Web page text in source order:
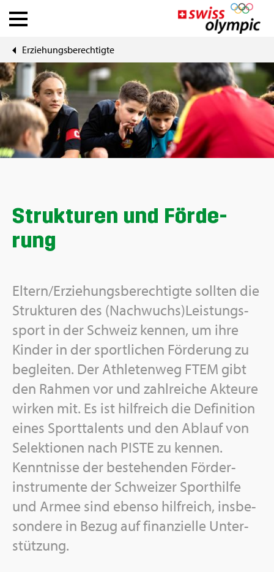
Ver­bän­de
Ath­le­te Hub
Über Swiss Olym­pic
Er­zie­hungs­be­rech­tig­te
Struk­tu­ren und För­de­
rung
El­tern/Er­zie­hungs­be­rech­tig­te soll­ten die
Struk­tu­ren des (Nach­wuchs)Leis­tungs­
sport in der Schweiz ken­nen, um ihre
Kin­der in der sport­li­chen För­de­rung zu
be­glei­ten. Der Ath­le­ten­weg FTEM gibt
den Rah­men vor und zahl­rei­che Ak­teu­re
wir­ken mit. Es ist hilf­reich die De­fi­ni­ti­on
eines Sport­ta­lents und den Ab­lauf von
Se­lek­tio­nen nach PISTE zu ken­nen.
Kennt­nis­se der be­stehen­den För­der­
instru­men­te der Schwei­zer Sport­hil­fe
und Armee sind eben­so hilf­reich, ins­be­
son­de­re in Bezug auf fi­nan­zi­el­le Un­ter­
stüt­zung.